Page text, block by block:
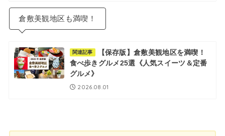
倉敷美観地区も満喫！
関連記事
【保存版】倉敷美観地区を満喫！
食べ歩きグルメ25選《人気スイーツ＆定番
グルメ》
2026.08.01